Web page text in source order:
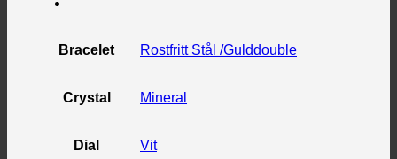
Bracelet Rostfritt Stål /Gulddouble
Crystal Mineral
Dial Vit